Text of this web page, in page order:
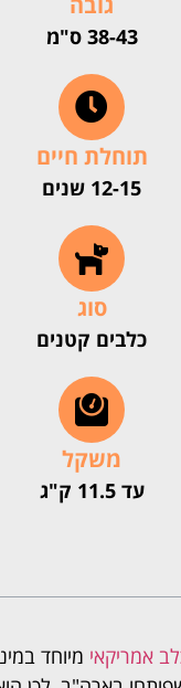
38-43 ס"מ
תוחלת חיים
12-15 שנים
סוג
כלבים קטנים
משקל
עד 11.5 ק"ג
אמריקאי מיוחד